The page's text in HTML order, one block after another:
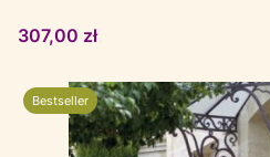
Cena
307,00 zł
Bestseller